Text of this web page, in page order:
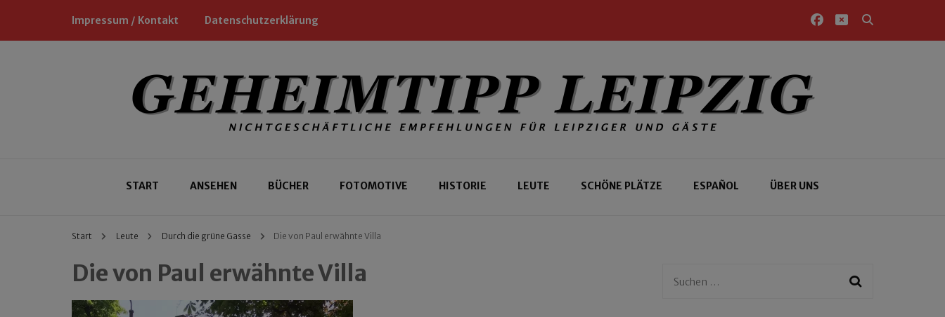
Impressum / Kontakt Datenschutzerklärung
Geheimtipp Leipzig
START ANSEHEN BÜCHER FOTOMOTIVE HISTORIE LEUTE SCHÖNE PLÄTZE ESPAÑOL ÜBER UNS
Start Leute Durch die grüne Gasse Die von Paul erwähnte Villa
Die von Paul erwähnte Villa
Suchen